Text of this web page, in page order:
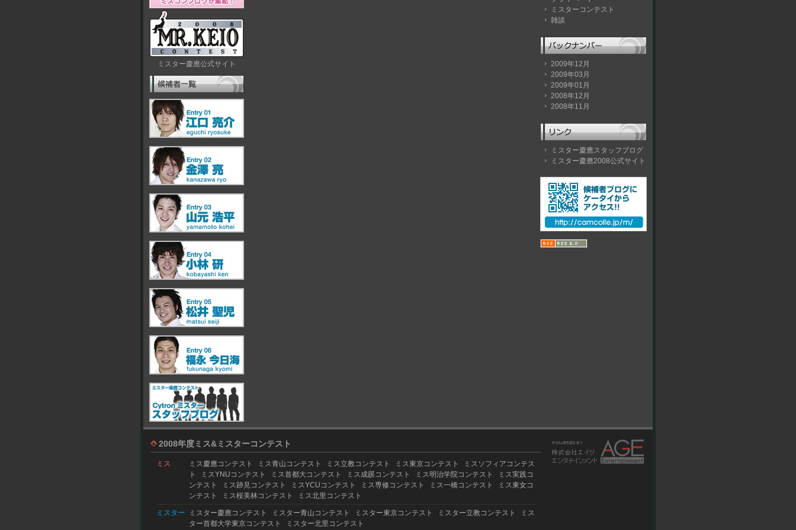
ミスターコンテスト
雑談
2009年12月
2009年03月
2009年01月
2008年12月
2008年11月
ミスター慶應スタッフブログ
ミスター慶應2008公式サイト
ミスター慶應公式サイト
2008年度ミス&ミスターコンテスト
ミス ミス慶應コンテスト ミス青山コンテスト ミス立教コンテスト ミス東京コンテスト
ミスソフィアコンテス
ト
ミスYNUコンテスト ミス首都大コンテスト ミス成蹊コンテスト ミス明治学院コンテスト
ミス実践コ
ンテスト
ミス跡見コンテスト ミスYCUコンテスト ミス専修コンテスト ミス一橋コンテスト
ミス東女コ
ンテスト
ミス桜美林コンテスト ミス北里コンテスト
ミスター ミスター慶應コンテスト ミスター青山コンテスト ミスター東京コンテスト ミスター立教コンテスト
ミス
ター首都大学東京コンテスト
ミスター北里コンテスト